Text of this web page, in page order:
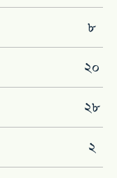
৮
২০
২৮
২